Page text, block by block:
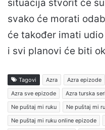
situacija stvorit će
svako će morati
će također imati
i svi planovi će biti
Tagovi Azra Azra epizode
Azra sve epizode
Azra turska
Ne puštaj mi ruku
Ne puštaj mi
Ne puštaj mi ruku online epizode